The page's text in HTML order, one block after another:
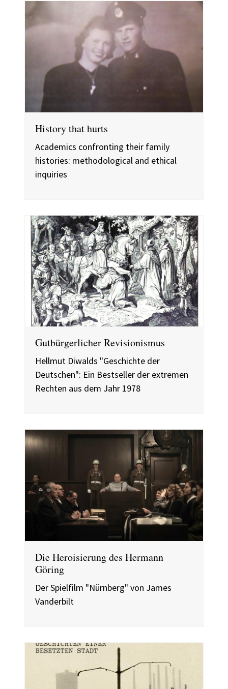
History that hurts
Academics confronting their family
histories: methodological and ethical
inquiries
Gutbürgerlicher Revisionismus
Hellmut Diwalds "Geschichte der
Deutschen": Ein Bestseller der extremen
Rechten aus dem Jahr 1978
Die Heroisierung des Hermann
Göring
Der Spielfilm "Nürnberg" von James
Vanderbilt